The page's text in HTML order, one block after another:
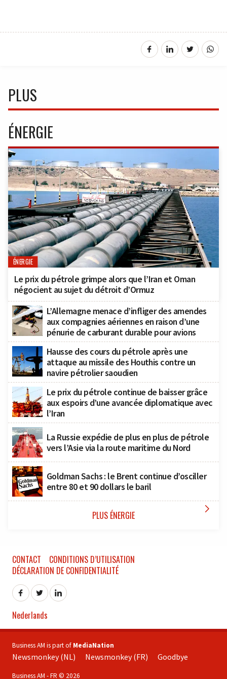
PLUS
ÉNERGIE
ÉNERGIE
Le prix du pétrole grimpe alors que l’Iran et Oman
négocient au sujet du détroit d’Ormuz
L’Allemagne menace d’infliger des amendes
aux compagnies aériennes en raison d’une
pénurie de carburant durable pour avions
Hausse des cours du pétrole après une
attaque au missile des Houthis contre un
navire pétrolier saoudien
Le prix du pétrole continue de baisser grâce
aux espoirs d’une avancée diplomatique avec
l’Iran
La Russie expédie de plus en plus de pétrole
vers l’Asie via la route maritime du Nord
Goldman Sachs : le Brent continue d’osciller
entre 80 et 90 dollars le baril
PLUS ÉNERGIE 
CONTACT
CONDITIONS D’UTILISATION
DÉCLARATION DE CONFIDENTIALITÉ
Nederlands
Business AM is part of MediaNation
Newsmonkey (NL) Newsmonkey (FR) Goodbye
Business AM - FR © 2026